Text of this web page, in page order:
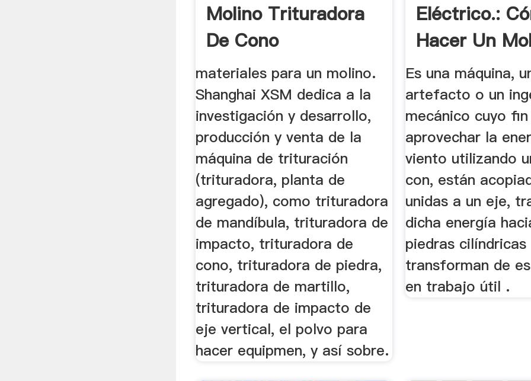
Molino Trituradora
De Cono
materiales para un molino.
Shanghai XSM dedica a la
investigación y desarrollo,
producción y venta de la
máquina de trituración
(trituradora, planta de
agregado), como trituradora
de mandíbula, trituradora de
impacto, trituradora de
cono, trituradora de piedra,
trituradora de martillo,
trituradora de impacto de
eje vertical, el polvo para
hacer equipmen, y así sobre.
Eléctrico.:
Hacer Un
Viento.
Es una máquina,
artefacto o un
mecánico cuyo
aprovechar la
viento utilizando
con, están
unidas a un eje,
dicha energía
piedras
transforman de
en trabajo útil .